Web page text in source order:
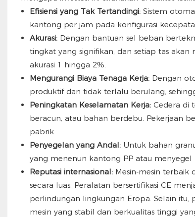
Efisiensi yang Tak Tertandingi: Sistem
kantong per jam pada konfigurasi
Akurasi: Dengan bantuan sel beban
tingkat yang signifikan, dan setiap tas
akurasi 1 hingga 2%.
Mengurangi Biaya Tenaga Kerja: Dengan
produktif dan tidak terlalu berulang,
Peningkatan Keselamatan Kerja: Cedera di
beracun, atau bahan berdebu. Pekerjaan
pabrik.
Penyegelan yang Andal: Untuk bahan
yang menenun kantong PP atau menyegel
Reputasi internasional: Mesin-mesin terbaik
secara luas. Peralatan bersertifikasi CE
perlindungan lingkungan Eropa. Selain itu,
mesin yang stabil dan berkualitas tinggi